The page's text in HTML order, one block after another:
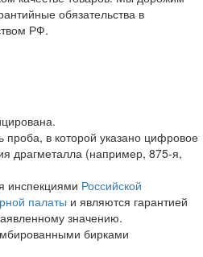
обязательства в
РФ.
проба, в которой указано цифровое
драгметалла (например, 875-я,
инспекциями Российской
палаты и являются гарантией
значению.
бирками